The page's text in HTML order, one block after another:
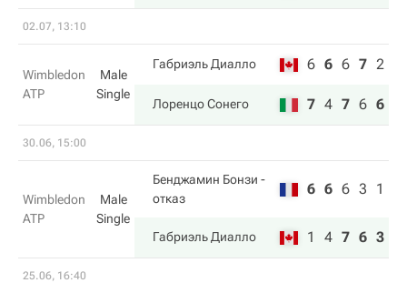
02.07, 13:10
Wimbledon
ATP
Male
Single
Габриэль Диалло 6 6 6 7 2
Лоренцо Сонего 7 4 7 6 6
30.06, 15:00
Wimbledon
ATP
Male
Single
Бенджамин Бонзи -
отказ
6 6 6 3 1
Габриэль Диалло 1 4 7 6 3
25.06, 16:40